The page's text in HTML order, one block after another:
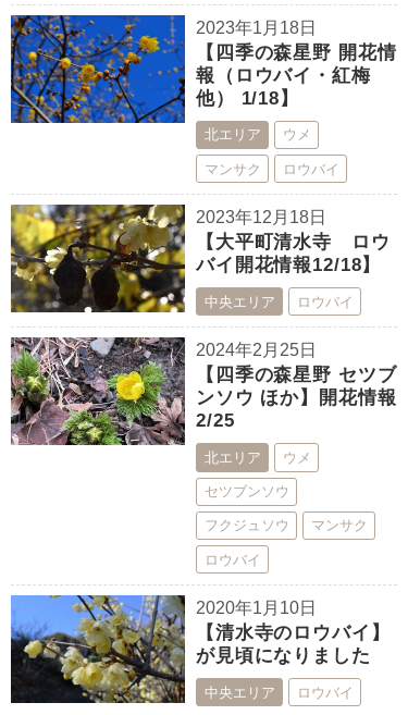
2023年1月18日
【四季の森星野 開花情
報（ロウバイ・紅梅
他） 1/18】
北エリア ウメ
マンサク ロウバイ
2023年12月18日
【大平町清水寺 ロウ
バイ開花情報12/18】
中央エリア ロウバイ
2024年2月25日
【四季の森星野 セツブ
ンソウ ほか】開花情報
2/25
北エリア ウメ
セツブンソウ
フクジュソウ マンサク
ロウバイ
2020年1月10日
【清水寺のロウバイ】
が見頃になりました
中央エリア ロウバイ